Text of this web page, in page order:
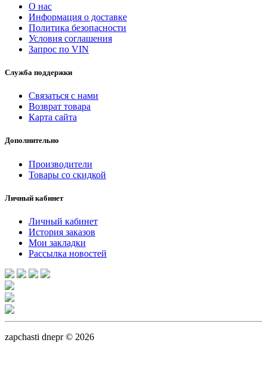
О нас
Информация о доставке
Политика безопасности
Условия соглашения
Запрос по VIN
Служба поддержки
Связаться с нами
Возврат товара
Карта сайта
Дополнительно
Производители
Товары со скидкой
Личный кабинет
Личный кабинет
История заказов
Мои закладки
Рассылка новостей
zapchasti dnepr © 2026